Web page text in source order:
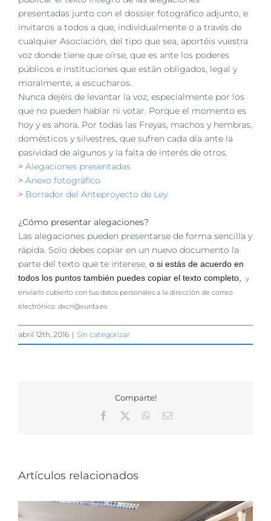
presentadas junto con el dossier fotográfico adjunto, e
invitaros a todos a que, individualmente o a través de
cualquier Asociación, del tipo que sea, aportéis vuestra
voz donde tiene que oírse, que es ante los poderes
públicos e instituciones que están obligados, legal y
moralmente, a escucharos.
Nunca dejéis de levantar la voz, especialmente por los
que no pueden hablar ni votar. Porque el momento es
hoy y es ahora. Por todas las Freyas, machos y hembras,
domésticos y silvestres, que sufren cada día ante la
pasividad de algunos y la falta de interés de otros.
> Alegaciones presentadas
> Anexo fotográfico
> Borrador del Anteproyecto de Ley
¿Cómo presentar alegaciones?
Las alegaciones pueden presentarse de forma sencilla y
rápida. Solo debes copiar en un nuevo documento la
parte del texto que te interese, o si estás de acuerdo en
todos los puntos también puedes copiar el texto completo,
y
enviarlo cubierto con tus datos personales a la dirección de correo
electrónico: dxcn@xunta.es
abril 12th, 2016 | Sin categorizar
Comparte!
Facebook
WhatsApp
Correo
Artículos relacionados